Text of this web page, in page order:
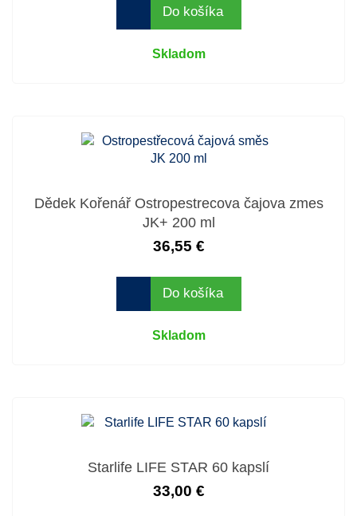
Do košíka
Skladom
Dědek Kořenář Ostropestrecova čajova zmes
JK+ 200 ml
36,55 €
Do košíka
Skladom
Starlife LIFE STAR 60 kapslí
33,00 €